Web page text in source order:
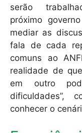
serão
próximo
mediar as
fala de cada
comuns ao
realidade de
em outro
dificuldades”,
conhecer o